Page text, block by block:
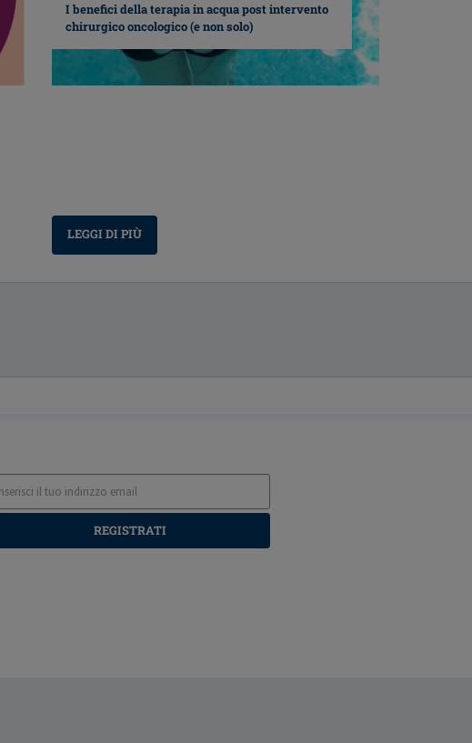
I benefici della terapia in acqua post intervento
chirurgico oncologico (e non solo)
LEGGI DI PIÙ
REGISTRATI